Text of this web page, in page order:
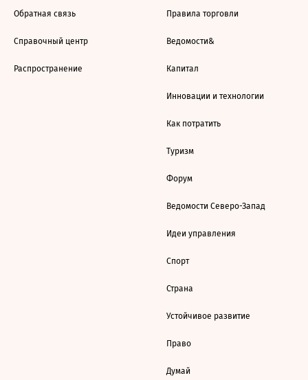
Обратная связь
Справочный центр
Распространение
Правила торговли
Ведомости&
Капитал
Инновации и технологии
Как потратить
Туризм
Форум
Ведомости Северо-Запад
Идеи управления
Спорт
Страна
Устойчивое развитие
Право
Думай